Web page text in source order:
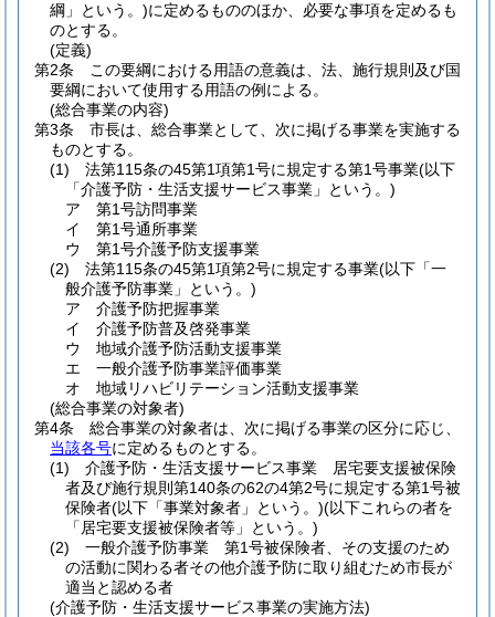
綱」という。)に定めるもののほか、必要な事項を定めるも
のとする。
(定義)
第2条
この要綱における用語の意義は、法、施行規則及び国
要綱において使用する用語の例による。
(総合事業の内容)
第3条
市長は、総合事業として、次に掲げる事業を実施する
ものとする。
(1)
法第115条の45第1項第1号に規定する第1号事業(以下
「介護予防・生活支援サービス事業」という。)
ア
第1号訪問事業
イ
第1号通所事業
ウ
第1号介護予防支援事業
(2)
法第115条の45第1項第2号に規定する事業(以下「一
般介護予防事業」という。)
ア
介護予防把握事業
イ
介護予防普及啓発事業
ウ
地域介護予防活動支援事業
エ
一般介護予防事業評価事業
オ
地域リハビリテーション活動支援事業
(総合事業の対象者)
第4条
総合事業の対象者は、次に掲げる事業の区分に応じ、
当該各号に定めるものとする。
(1)
介護予防・生活支援サービス事業 居宅要支援被保険
者及び施行規則第140条の62の4第2号に規定する第1号被
保険者(以下「事業対象者」という。)(以下これらの者を
「居宅要支援被保険者等」という。)
(2)
一般介護予防事業 第1号被保険者、その支援のため
の活動に関わる者その他介護予防に取り組むため市長が
適当と認める者
(介護予防・生活支援サービス事業の実施方法)